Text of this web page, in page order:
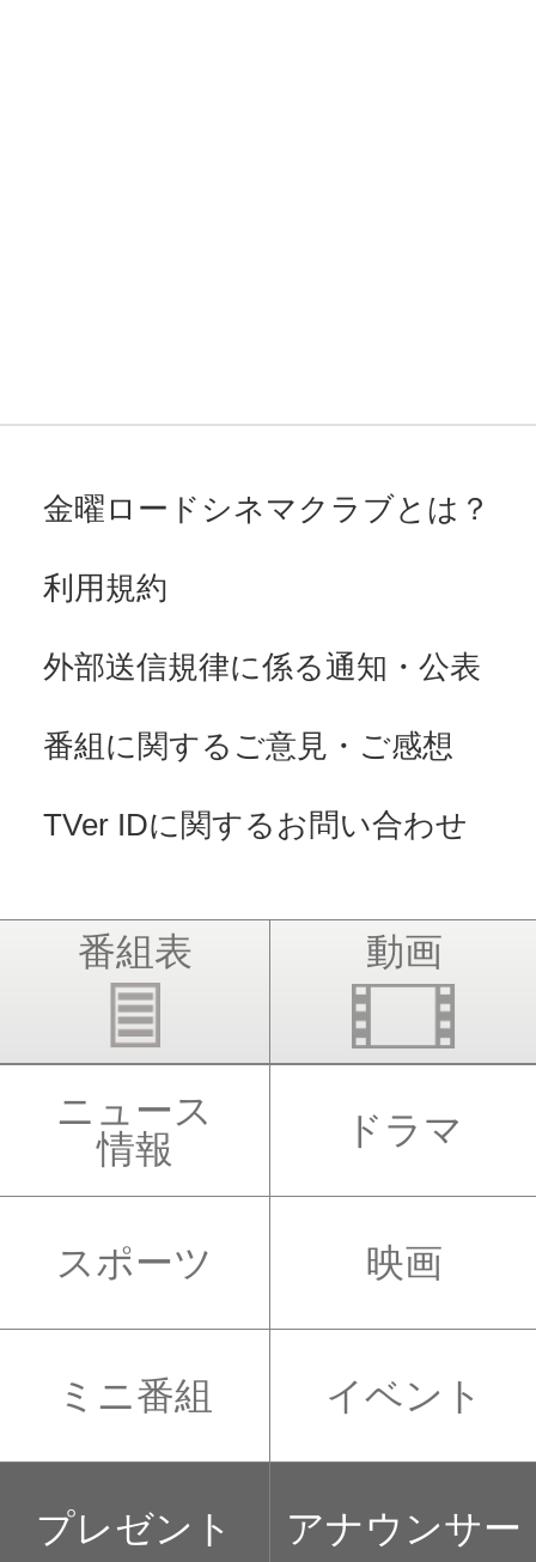
金曜ロードシネマクラブとは？
利用規約
外部送信規律に係る通知・公表
番組に関するご意見・ご感想
TVer IDに関するお問い合わせ
番組表 動画
ニュース
情報
ドラマ
スポーツ 映画
ミニ番組 イベント
プレゼント アナウンサー